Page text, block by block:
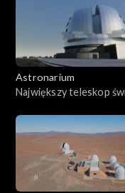
Astronarium
Największy teleskop